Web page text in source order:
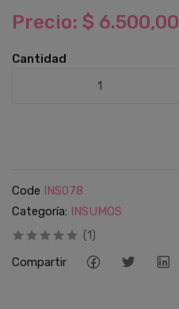
Precio: $ 6.500,00
Cantidad
Code INS078
Categoría: INSUMOS
(1)
Compartir